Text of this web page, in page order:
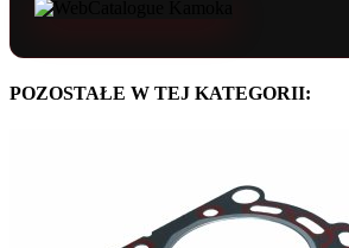
POZOSTAŁE W TEJ KATEGORII: